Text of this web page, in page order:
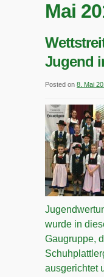
Mai
Jugend
Posted on 8. Mai
wurde in
Gaugruppe,
ausgerichtet